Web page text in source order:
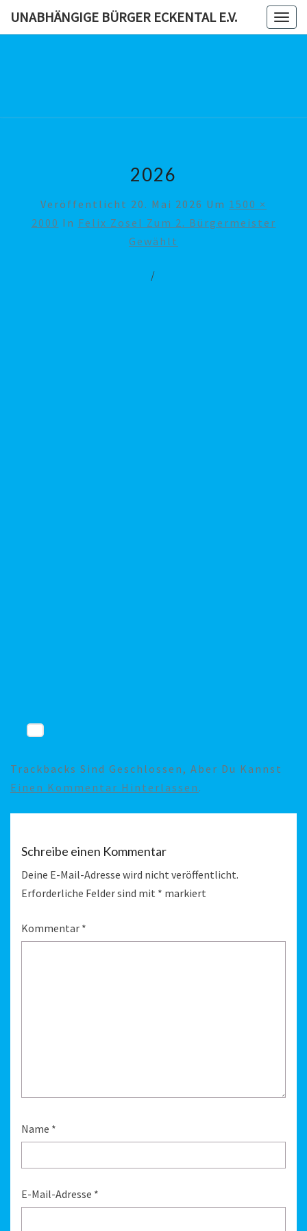
UNABHÄNGIGE BÜRGER ECKENTAL E.V.
2026
Veröffentlicht 20. Mai 2026 Um 1500 ×
2000 In Felix Zosel Zum 2. Bürgermeister
Gewählt
/
Trackbacks Sind Geschlossen, Aber Du Kannst
Einen Kommentar Hinterlassen .
Schreibe einen Kommentar
Deine E-Mail-Adresse wird nicht veröffentlicht.
Erforderliche Felder sind mit * markiert
Kommentar *
Name *
E-Mail-Adresse *